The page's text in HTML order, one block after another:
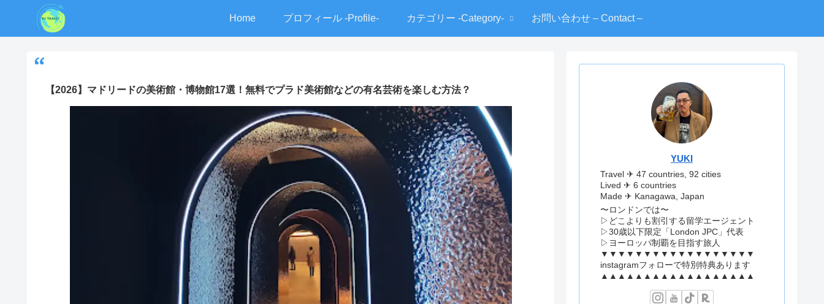
Home プロフィール -Profile- カテゴリー -Category- お問い合わせ – Contact –
【2026】マドリードの美術館・博物館17選！無料でプラド美術館などの有名芸術を楽しむ方法？
YUKI
Travel ✈︎ 47 countries, 92 cities
Lived ✈︎ 6 countries
Made ✈︎ Kanagawa, Japan
〜ロンドンでは〜
▷どこよりも割引する留学エージェント
▷30歳以下限定「London JPC」代表
▷ヨーロッパ制覇を目指す旅人
▼▼▼▼▼▼▼▼▼▼▼▼▼▼▼▼▼▼
instagramフォローで特別特典あります
▲▲▲▲▲▲▲▲▲▲▲▲▲▲▲▲▲▲